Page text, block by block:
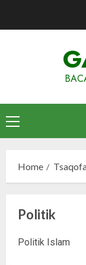
Primary
Menu
Home
Politik
Politik Islam